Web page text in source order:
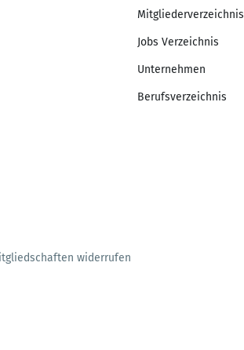
Mitgliederverzeichnis
Jobs Verzeichnis
Unternehmen
Berufsverzeichnis
widerrufen